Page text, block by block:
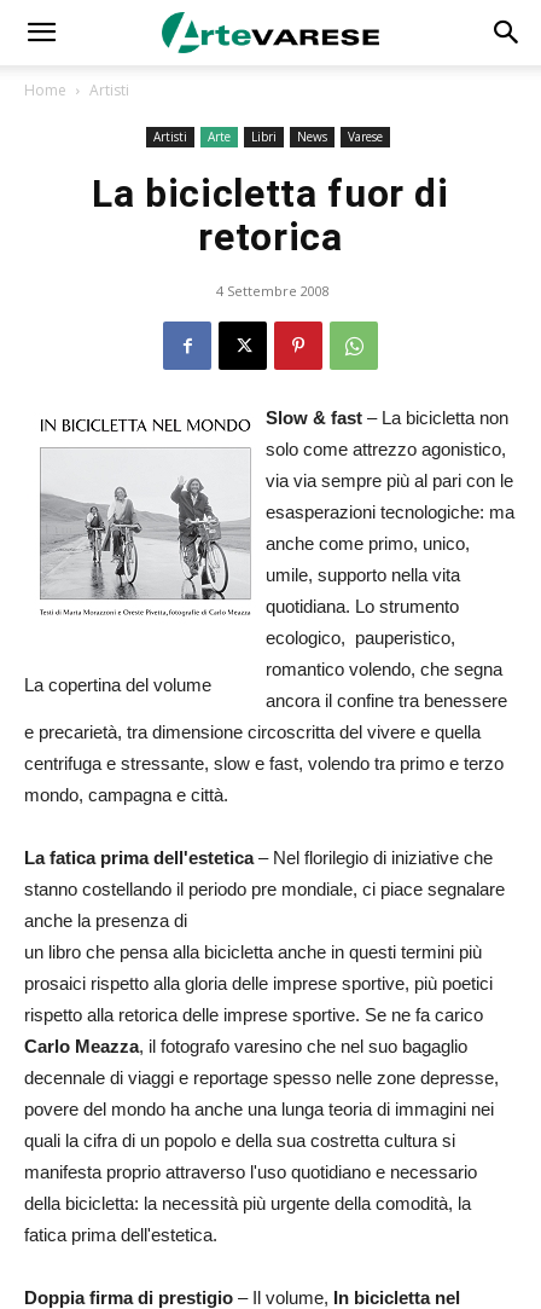
Home Artisti
Artisti Arte Libri News Varese
La bicicletta fuor di
retorica
4 Settembre 2008
La copertina del volume
Slow & fast – La bicicletta non
solo come attrezzo agonistico,
via via sempre più al pari con le
esasperazioni tecnologiche: ma
anche come primo, unico,
umile, supporto nella vita
quotidiana. Lo strumento
ecologico, pauperistico,
romantico volendo, che segna
ancora il confine tra benessere
e precarietà, tra dimensione circoscritta del vivere e quella
centrifuga e stressante, slow e fast, volendo tra primo e terzo
mondo, campagna e città.
La fatica prima dell'estetica– Nel florilegio di iniziative che
stanno costellando il periodo pre mondiale, ci piace segnalare
anche la presenza di
un libro che pensa alla bicicletta anche in questi termini più
prosaici rispetto alla gloria delle imprese sportive, più poetici
rispetto alla retorica delle imprese sportive. Se ne fa carico
Carlo Meazza, il fotografo varesino che nel suo bagaglio
decennale di viaggi e reportage spesso nelle zone depresse,
povere del mondo ha anche una lunga teoria di immagini nei
quali la cifra di un popolo e della sua costretta cultura si
manifesta proprio attraverso l'uso quotidiano e necessario
della bicicletta: la necessità più urgente della comodità, la
fatica prima dell'estetica.
Doppia firma di prestigio – Il volume, In bicicletta nel